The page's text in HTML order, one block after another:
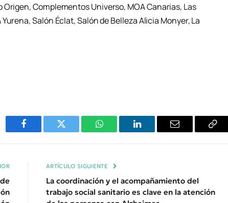
Complementos Universo, MOA Canarias, Las
Salón Éclat, Salón de Belleza Alicia Monyer, La
Facebook Twitter WhatsAppLinkedIn Email
ARTÍCULO SIGUIENTE
La coordinación y el acompañamiento del
trabajo social sanitario es clave en la atención